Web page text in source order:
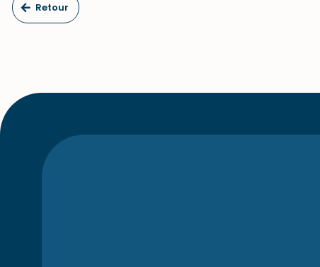
Retour